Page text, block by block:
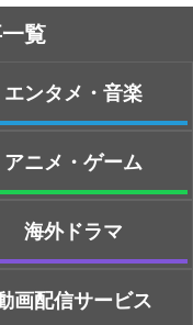
覧
エンタメ・音楽
アニメ・ゲーム
海外ドラマ
画配信サービス